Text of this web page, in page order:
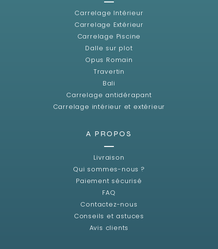
Carrelage Intérieur
Carrelage Extérieur
Carrelage Piscine
Dalle sur plot
Opus Romain
Travertin
Bali
Carrelage antidérapant
Carrelage intérieur et extérieur
A PROPOS
Livraison
Qui sommes-nous ?
Paiement sécurisé
FAQ
Contactez-nous
Conseils et astuces
Avis clients